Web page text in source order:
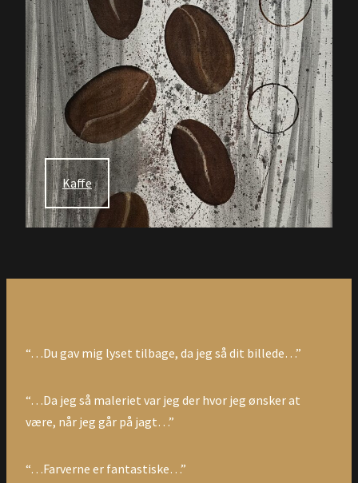
Kaffe
“…Du gav mig lyset tilbage, da jeg så dit billede…”
“…Da jeg så maleriet var jeg der hvor jeg ønsker at
være, når jeg går på jagt…”
“…Farverne er fantastiske…”